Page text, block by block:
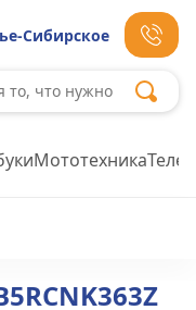
Сибирское
Мототехника